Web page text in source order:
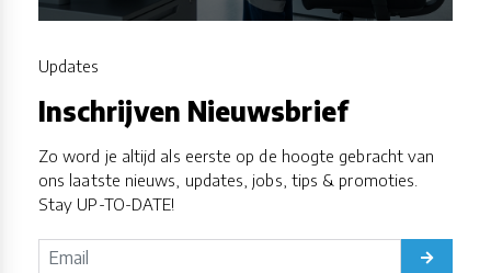
Updates
Inschrijven Nieuwsbrief
Zo word je altijd als eerste op de hoogte gebracht van
ons laatste nieuws, updates, jobs, tips & promoties.
Stay UP-TO-DATE!